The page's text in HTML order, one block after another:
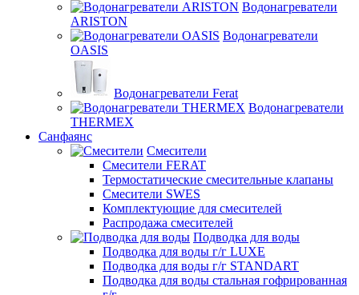
Водонагреватели
ARISTON
Водонагреватели
OASIS
Водонагреватели Ferat
Водонагреватели
THERMEX
Санфаянс
Смесители
Смесители FERAT
Термостатические смесительные клапаны
Смесители SWES
Комплектующие для смесителей
Распродажа смесителей
Подводка для воды
Подводка для воды г/г LUXE
Подводка для воды г/г STANDART
Подводка для воды стальная гофрированная